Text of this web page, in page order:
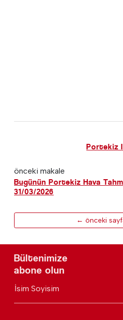
Portekiz
önceki makale
Bugünün Portekiz Hava
31/03/2026
← önceki
Bültenimize
abone olun
İsim Soyisim